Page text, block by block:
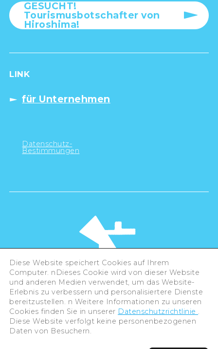
GESUCHT!
Tourismusbotschafter von
Hiroshima!
LINK
für Unternehmen
Datenschutz-
Bestimmungen
©Hiroshima Tourism Association /
Hiroshima Prefecture / Hiroshima City .
All rights reserved
Diese Website speichert Cookies auf Ihrem
Computer. nDieses Cookie wird von dieser Website
und anderen Medien verwendet, um das Website-
Erlebnis zu verbessern und personalisiertere Dienste
bereitzustellen. n Weitere Informationen zu unseren
Cookies finden Sie in unserer Datenschutzrichtlinie .
Diese Website verfolgt keine personenbezogenen
Daten von Besuchern.